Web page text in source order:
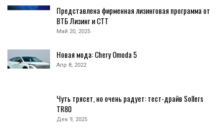
Представлена фирменная лизинговая программа от
ВТБ Лизинг и СТТ
Май 20, 2025
Новая мода: Chery Omoda 5
Апр 8, 2022
Чуть трясет, но очень радует: тест-драйв Sollers
TR80
Дек 9, 2025